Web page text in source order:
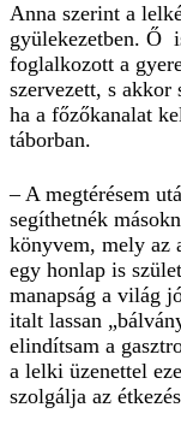
Anna szerint a
gyülekezetben. Ő
foglalkozott a
szervezett, s akkor
ha a főzőkanalat
táborban.
– A megtérésem
segíthetnék
könyvem, mely az
egy honlap is
manapság a világ
italt lassan
elindítsam a
a lelki üzenettel
szolgálja az